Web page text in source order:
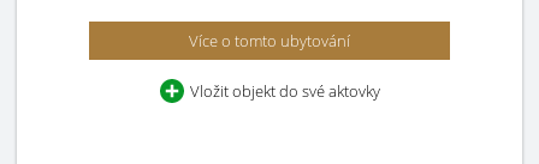
Více o tomto ubytování
Vložit objekt do své aktovky